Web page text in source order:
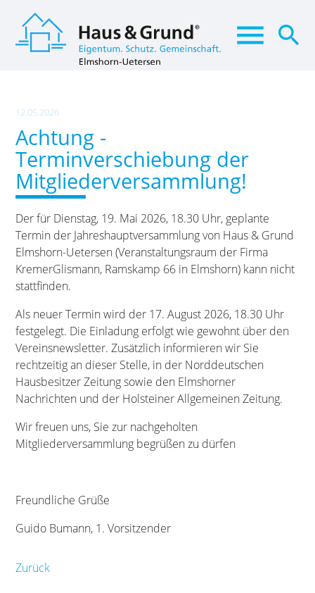
menu search
Suchbegriffe
12.05.2026
Achtung -
Terminverschiebung der
Mitgliederversammlung!
Der für Dienstag, 19. Mai 2026, 18.30 Uhr, geplante
Termin der Jahreshauptversammlung von Haus & Grund
Elmshorn-Uetersen (Veranstaltungsraum der Firma
KremerGlismann, Ramskamp 66 in Elmshorn) kann nicht
stattfinden.
Als neuer Termin wird der 17. August 2026, 18.30 Uhr
festgelegt. Die Einladung erfolgt wie gewohnt über den
Vereinsnewsletter. Zusätzlich informieren wir Sie
rechtzeitig an dieser Stelle, in der Norddeutschen
Hausbesitzer Zeitung sowie den Elmshorner
Nachrichten und der Holsteiner Allgemeinen Zeitung.
Wir freuen uns, Sie zur nachgeholten
Mitgliederversammlung begrüßen zu dürfen
Freundliche Grüße
Guido Bumann, 1. Vorsitzender
Zurück